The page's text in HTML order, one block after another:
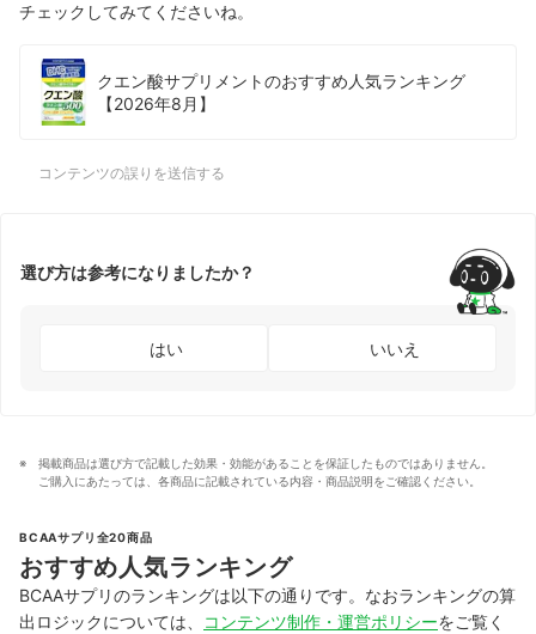
チェックしてみてくださいね。
クエン酸サプリメントのおすすめ人気ランキング
【2026年8月】
コンテンツの誤りを送信する
選び方は参考になりましたか？
はい いいえ
掲載商品は選び方で記載した効果・効能があることを保証したものではありません。
ご購入にあたっては、各商品に記載されている内容・商品説明をご確認ください。
BCAAサプリ全20商品
おすすめ人気ランキング
BCAAサプリのランキングは以下の通りです。なおランキングの算
出ロジックについては、
コンテンツ制作・運営ポリシーをご覧く